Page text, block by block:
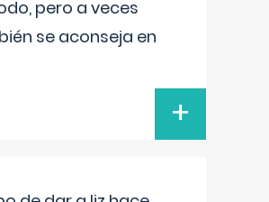
pero a veces
se aconseja en
+